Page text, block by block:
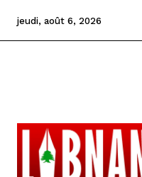
jeudi, août 6, 2026